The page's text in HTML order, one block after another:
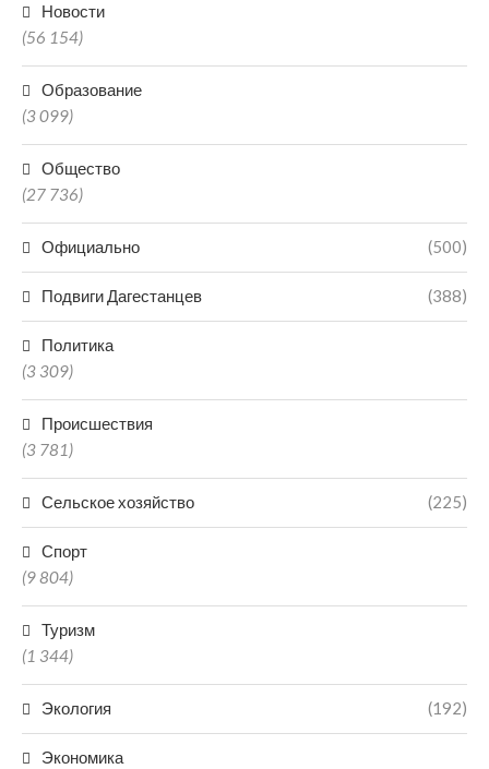
Новости
(56 154)
Образование
(3 099)
Общество
(27 736)
Официально (500)
Подвиги Дагестанцев (388)
Политика
(3 309)
Происшествия
(3 781)
Сельское хозяйство (225)
Спорт
(9 804)
Туризм
(1 344)
Экология (192)
Экономика